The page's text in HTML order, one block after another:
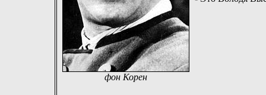
фон Корен